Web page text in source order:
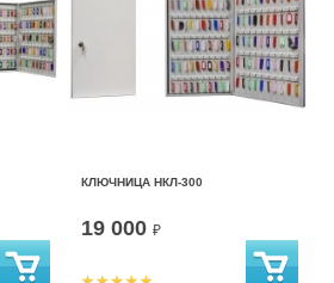
КЛЮЧНИЦА НКЛ-300
19 000 ₽